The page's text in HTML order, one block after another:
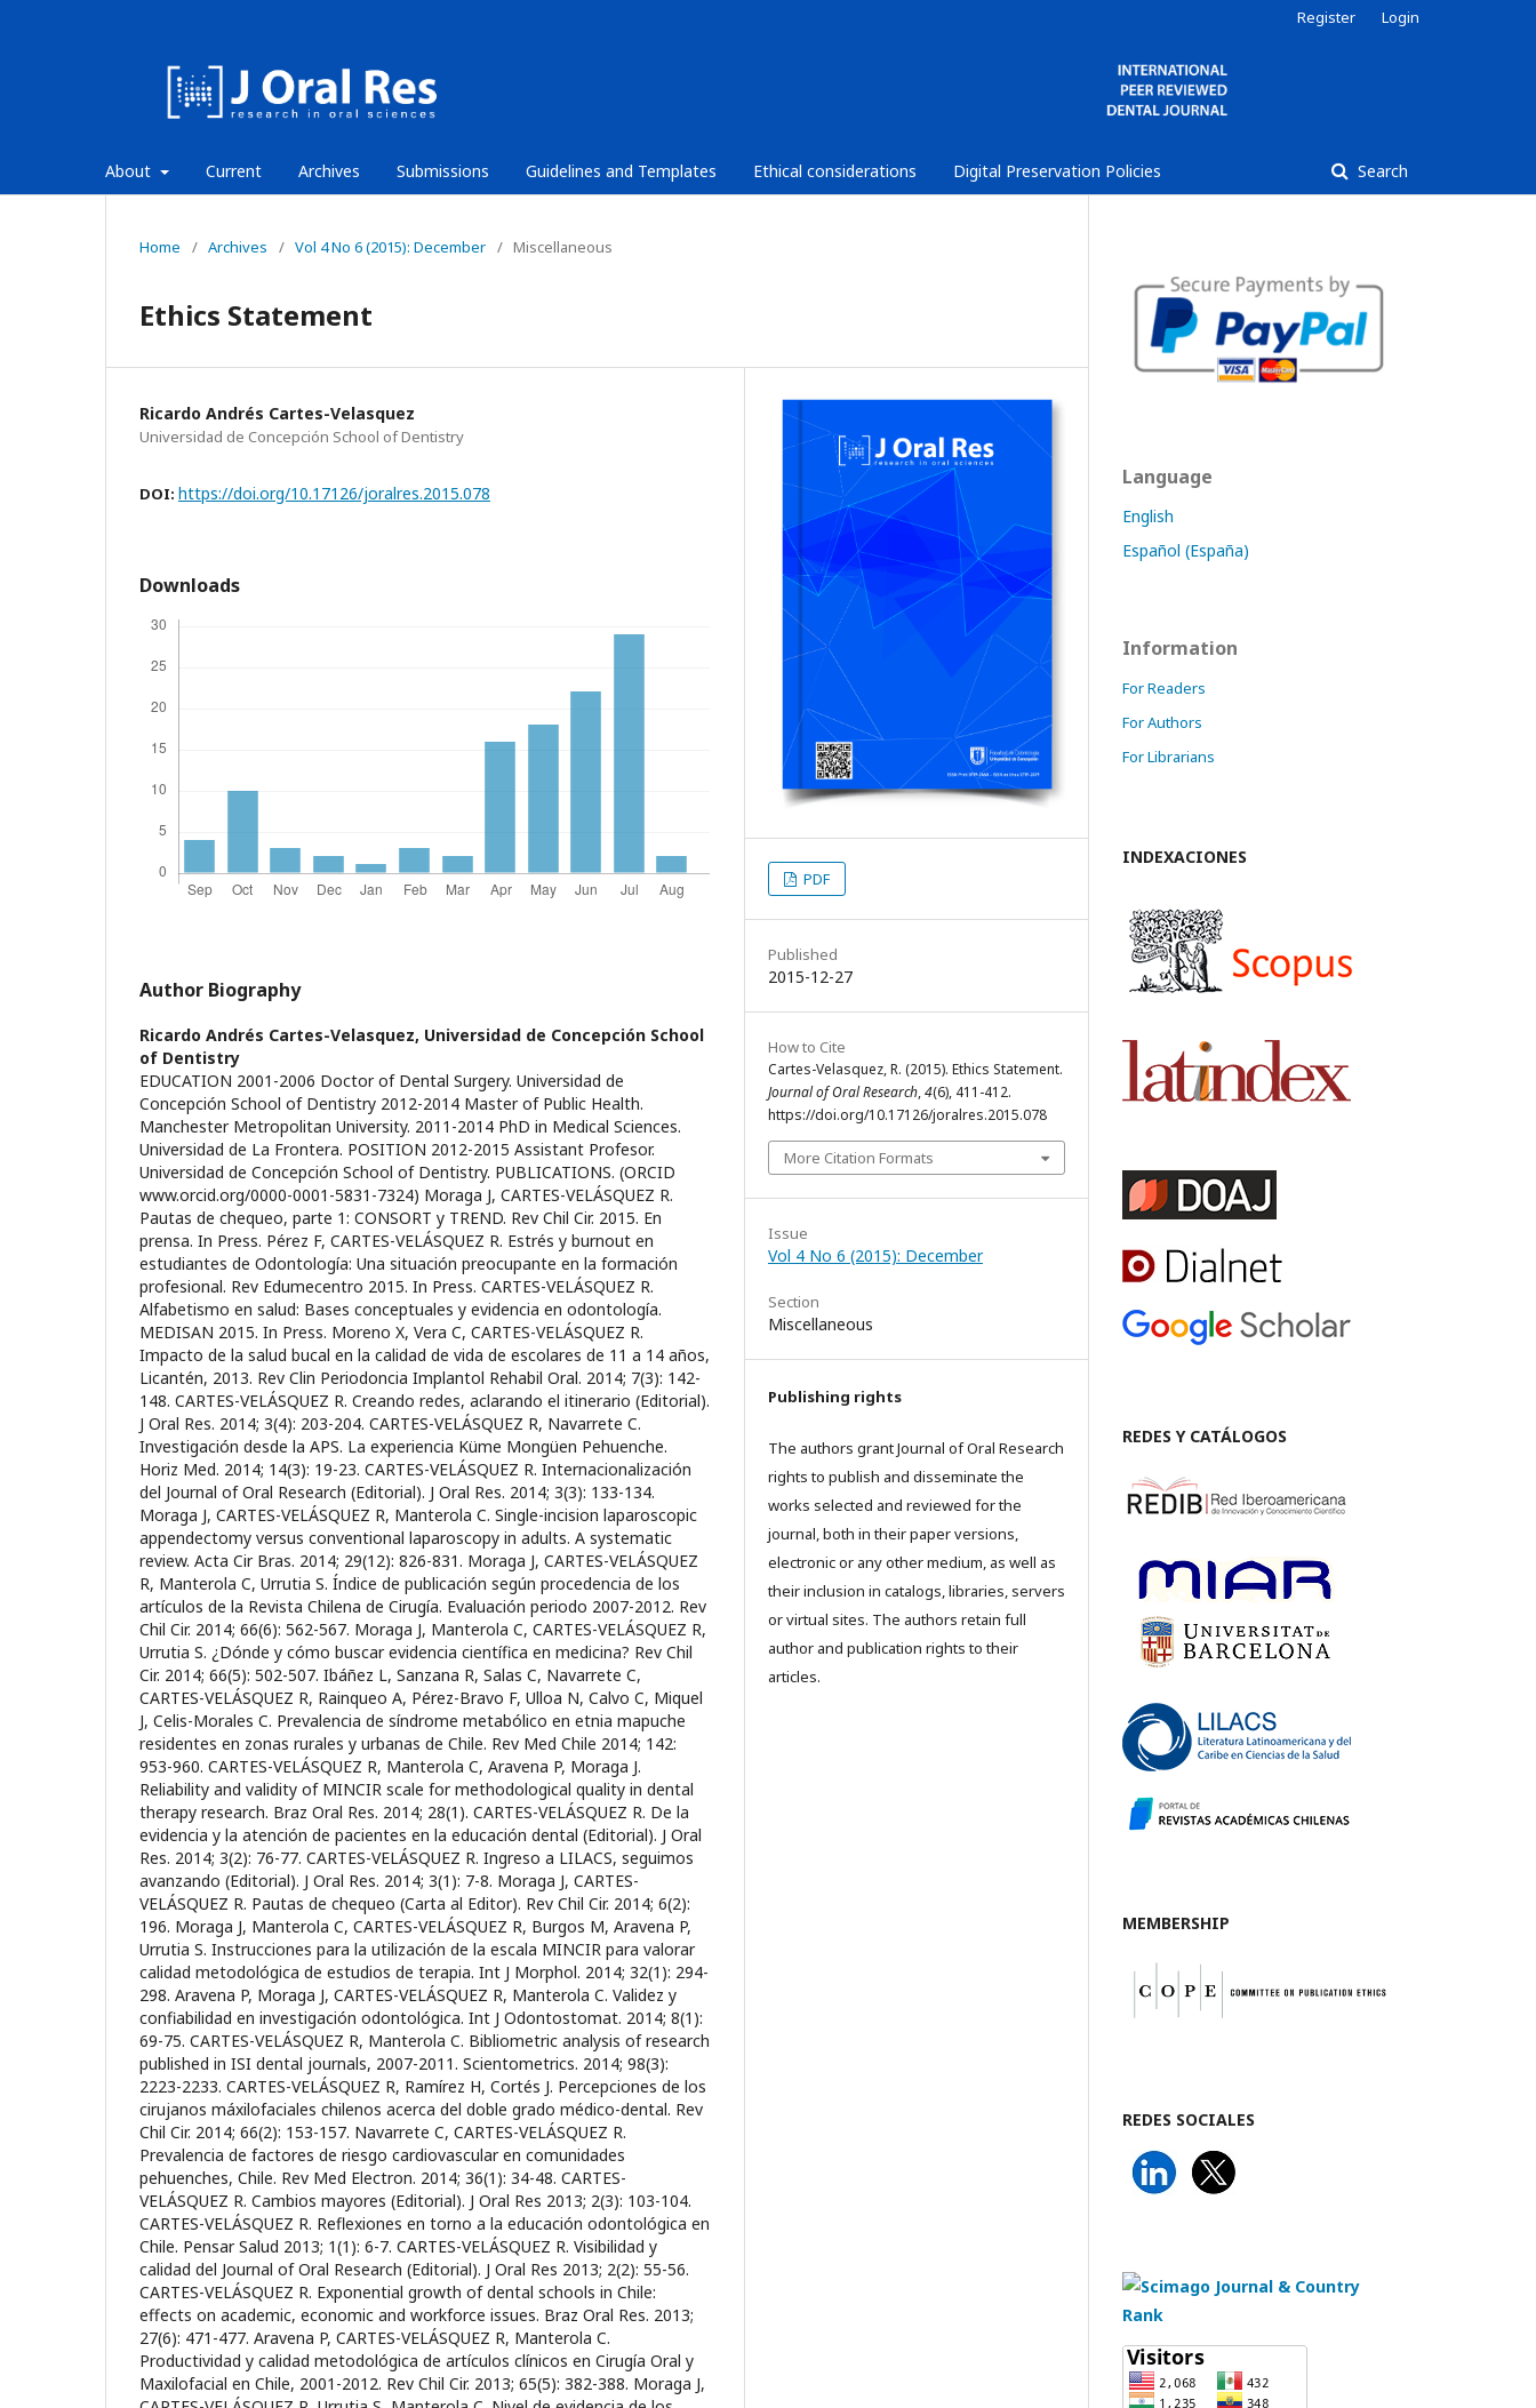
About Current Archives Submissions Guidelines and Templates Ethical considerations Digital Preservation Policies Search
Register Login
Home / Archives / Vol 4 No 6 (2015): December / Miscellaneous
Ethics Statement
Ricardo Andrés Cartes-Velasquez
Universidad de Concepción School of Dentistry
DOI: https://doi.org/10.17126/joralres.2015.078
Downloads
Author Biography
Ricardo Andrés Cartes-Velasquez, Universidad de Concepción School
of Dentistry
EDUCATION 2001-2006 Doctor of Dental Surgery. Universidad de
Concepción School of Dentistry 2012-2014 Master of Public Health.
Manchester Metropolitan University. 2011-2014 PhD in Medical Sciences.
Universidad de La Frontera. POSITION 2012-2015 Assistant Profesor.
Universidad de Concepción School of Dentistry. PUBLICATIONS. (ORCID
www.orcid.org/0000-0001-5831-7324) Moraga J, CARTES-VELÁSQUEZ R.
Pautas de chequeo, parte 1: CONSORT y TREND. Rev Chil Cir. 2015. En
prensa. In Press. Pérez F, CARTES-VELÁSQUEZ R. Estrés y burnout en
estudiantes de Odontología: Una situación preocupante en la formación
profesional. Rev Edumecentro 2015. In Press. CARTES-VELÁSQUEZ R.
Alfabetismo en salud: Bases conceptuales y evidencia en odontología.
MEDISAN 2015. In Press. Moreno X, Vera C, CARTES-VELÁSQUEZ R.
Impacto de la salud bucal en la calidad de vida de escolares de 11 a 14 años,
Licantén, 2013. Rev Clin Periodoncia Implantol Rehabil Oral. 2014; 7(3): 142-
148. CARTES-VELÁSQUEZ R. Creando redes, aclarando el itinerario (Editorial).
J Oral Res. 2014; 3(4): 203-204. CARTES-VELÁSQUEZ R, Navarrete C.
Investigación desde la APS. La experiencia Küme Mongüen Pehuenche.
Horiz Med. 2014; 14(3): 19-23. CARTES-VELÁSQUEZ R. Internacionalización
del Journal of Oral Research (Editorial). J Oral Res. 2014; 3(3): 133-134.
Moraga J, CARTES-VELÁSQUEZ R, Manterola C. Single-incision laparoscopic
appendectomy versus conventional laparoscopy in adults. A systematic
review. Acta Cir Bras. 2014; 29(12): 826-831. Moraga J, CARTES-VELÁSQUEZ
R, Manterola C, Urrutia S. Índice de publicación según procedencia de los
artículos de la Revista Chilena de Cirugía. Evaluación periodo 2007-2012. Rev
Chil Cir. 2014; 66(6): 562-567. Moraga J, Manterola C, CARTES-VELÁSQUEZ R,
Urrutia S. ¿Dónde y cómo buscar evidencia científica en medicina? Rev Chil
Cir. 2014; 66(5): 502-507. Ibáñez L, Sanzana R, Salas C, Navarrete C,
CARTES-VELÁSQUEZ R, Rainqueo A, Pérez-Bravo F, Ulloa N, Calvo C, Miquel
J, Celis-Morales C. Prevalencia de síndrome metabólico en etnia mapuche
residentes en zonas rurales y urbanas de Chile. Rev Med Chile 2014; 142:
953-960. CARTES-VELÁSQUEZ R, Manterola C, Aravena P, Moraga J.
Reliability and validity of MINCIR scale for methodological quality in dental
therapy research. Braz Oral Res. 2014; 28(1). CARTES-VELÁSQUEZ R. De la
evidencia y la atención de pacientes en la educación dental (Editorial). J Oral
Res. 2014; 3(2): 76-77. CARTES-VELÁSQUEZ R. Ingreso a LILACS, seguimos
avanzando (Editorial). J Oral Res. 2014; 3(1): 7-8. Moraga J, CARTES-
VELÁSQUEZ R. Pautas de chequeo (Carta al Editor). Rev Chil Cir. 2014; 6(2):
196. Moraga J, Manterola C, CARTES-VELÁSQUEZ R, Burgos M, Aravena P,
Urrutia S. Instrucciones para la utilización de la escala MINCIR para valorar
calidad metodológica de estudios de terapia. Int J Morphol. 2014; 32(1): 294-
298. Aravena P, Moraga J, CARTES-VELÁSQUEZ R, Manterola C. Validez y
confiabilidad en investigación odontológica. Int J Odontostomat. 2014; 8(1):
69-75. CARTES-VELÁSQUEZ R, Manterola C. Bibliometric analysis of research
published in ISI dental journals, 2007-2011. Scientometrics. 2014; 98(3):
2223-2233. CARTES-VELÁSQUEZ R, Ramírez H, Cortés J. Percepciones de los
cirujanos máxilofaciales chilenos acerca del doble grado médico-dental. Rev
Chil Cir. 2014; 66(2): 153-157. Navarrete C, CARTES-VELÁSQUEZ R.
Prevalencia de factores de riesgo cardiovascular en comunidades
pehuenches, Chile. Rev Med Electron. 2014; 36(1): 34-48. CARTES-
VELÁSQUEZ R. Cambios mayores (Editorial). J Oral Res 2013; 2(3): 103-104.
CARTES-VELÁSQUEZ R. Reflexiones en torno a la educación odontológica en
Chile. Pensar Salud 2013; 1(1): 6-7. CARTES-VELÁSQUEZ R. Visibilidad y
calidad del Journal of Oral Research (Editorial). J Oral Res 2013; 2(2): 55-56.
CARTES-VELÁSQUEZ R. Exponential growth of dental schools in Chile:
effects on academic, economic and workforce issues. Braz Oral Res. 2013;
27(6): 471-477. Aravena P, CARTES-VELÁSQUEZ R, Manterola C.
Productividad y calidad metodológica de artículos clínicos en Cirugía Oral y
Maxilofacial en Chile, 2001-2012. Rev Chil Cir. 2013; 65(5): 382-388. Moraga J,
PDF
Published
2015-12-27
How to Cite
Cartes-Velasquez, R. (2015). Ethics Statement.
Journal of Oral Research,4(6), 411-412.
https://doi.org/10.17126/joralres.2015.078
More Citation Formats
Issue
Vol 4 No 6 (2015): December
Section
Miscellaneous
Publishing rights
The authors grant Journal of Oral Research
rights to publish and disseminate the
works selected and reviewed for the
journal, both in their paper versions,
electronic or any other medium, as well as
their inclusion in catalogs, libraries, servers
or virtual sites. The authors retain full
author and publication rights to their
articles.
Language
English
Español (España)
Information
For Readers
For Authors
For Librarians
INDEXACIONES
REDES Y CATÁLOGOS
MEMBERSHIP
REDES SOCIALES